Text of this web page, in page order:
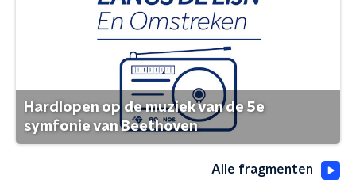
Hardlopen op de muziek van de 5e
symfonie van Beethoven
Alle fragmenten